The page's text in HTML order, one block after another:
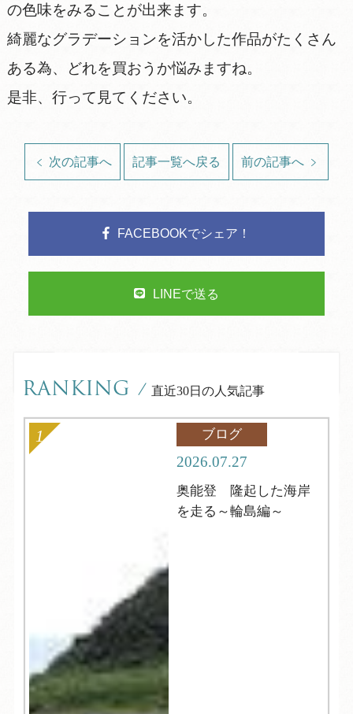
の色味をみることが出来ます。
綺麗なグラデーションを活かした作品がたくさん
ある為、どれを買おうか悩みますね。
是非、行って見てください。
次の記事へ 記事一覧へ戻る 前の記事へ
FACEBOOKでシェア！
LINEで送る
RANKING / 直近30日の人気記事
ブログ
2026.07.27
奥能登 隆起した海岸
を走る～輪島編～